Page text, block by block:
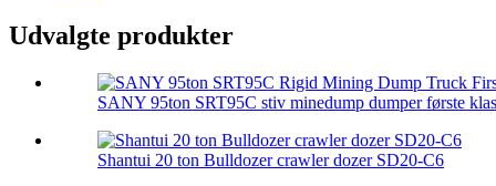
Udvalgte produkter
SANY 95ton SRT95C stiv minedump dumper første
Shantui 20 ton Bulldozer crawler dozer SD20-C6